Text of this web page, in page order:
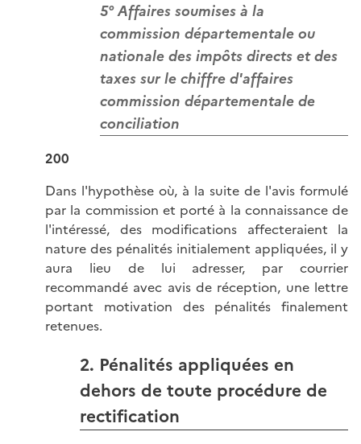
5° Affaires soumises à la
commission départementale ou
nationale des impôts directs et des
taxes sur le chiffre d'affaires
commission départementale de
conciliation
200
Dans l'hypothèse où, à la suite de l'avis formulé
par la commission et porté à la connaissance de
l'intéressé, des modifications affecteraient la
nature des pénalités initialement appliquées, il y
aura lieu de lui adresser, par courrier
recommandé avec avis de réception, une lettre
portant motivation des pénalités finalement
retenues.
2. Pénalités appliquées en
dehors de toute procédure de
rectification